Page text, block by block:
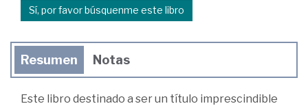
Sí, por favor búsquenme este libro
Resumen Notas
Este libro destinado a ser un título imprescindible